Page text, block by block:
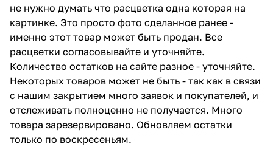
не нужно думать что расцветка одна которая на
картинке. Это просто фото сделанное ранее -
именно этот товар может быть продан. Все
расцветки согласовывайте и уточняйте.
Количество остатков на сайте разное - уточняйте.
Некоторых товаров может не быть - так как в связи
с нашим закрытием много заявок и покупателей, и
отслеживать полноценно не получается. Много
товара зарезервировано. Обновляем остатки
только по воскресеньям.